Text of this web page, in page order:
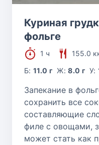
Куриная
фольге
1 ч
155.0
Б:11.0 г Ж:8.0 г У:
Запекание в
сохранить все
составляющие
филе с овощами,
может стать как